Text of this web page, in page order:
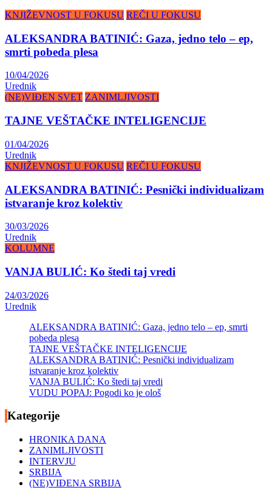
KNJIŽEVNOST U FOKUSU REČI U FOKUSU
ALEKSANDRA BATINIĆ: Gaza, jedno telo – ep,
smrti pobeda plesa
10/04/2026
Urednik
(NE)VIĐEN SVET ZANIMLJIVOSTI
TAJNE VEŠTAČKE INTELIGENCIJE
01/04/2026
Urednik
KNJIŽEVNOST U FOKUSU REČI U FOKUSU
ALEKSANDRA BATINIĆ: Pesnički individualizam
istvaranje kroz kolektiv
30/03/2026
Urednik
KOLUMNE
VANJA BULIĆ: Ko štedi taj vredi
24/03/2026
Urednik
ALEKSANDRA BATINIĆ: Gaza, jedno telo – ep, smrti
pobeda plesa
TAJNE VEŠTAČKE INTELIGENCIJE
ALEKSANDRA BATINIĆ: Pesnički individualizam
istvaranje kroz kolektiv
VANJA BULIĆ: Ko štedi taj vredi
VUDU POPAJ: Pogodi ko je ološ
Kategorije
HRONIKA DANA
ZANIMLJIVOSTI
INTERVJU
SRBIJA
(NE)VIĐENA SRBIJA